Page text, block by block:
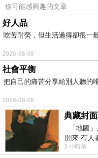
你可能感興趣的文章
好人品
吃苦耐勞，但生活過得卻很一
2026-08-08
社會平衡
把自己的痛苦分享給別人聽的
2026-08-08
典藏封
「地圖
開來 有人
從中可以
3 小時前